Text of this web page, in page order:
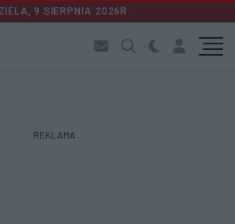
9 SIERPNIA 2026R.
REKLAMA